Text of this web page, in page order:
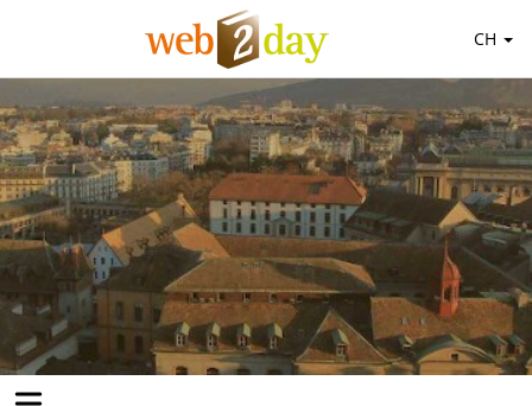
CH